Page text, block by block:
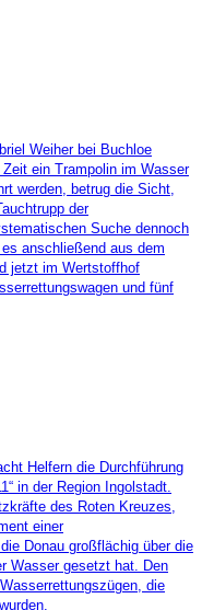
Weiher bei Buchloe
ein Trampolin im Wasser
werden, betrug die Sicht,
der
Suche dennoch
anschließend aus dem
jetzt im Wertstoffhof
und fünf
Helfern die Durchführung
in der Region Ingolstadt.
des Roten Kreuzes,
einer
Donau großflächig über die
Wasser gesetzt hat. Den
die